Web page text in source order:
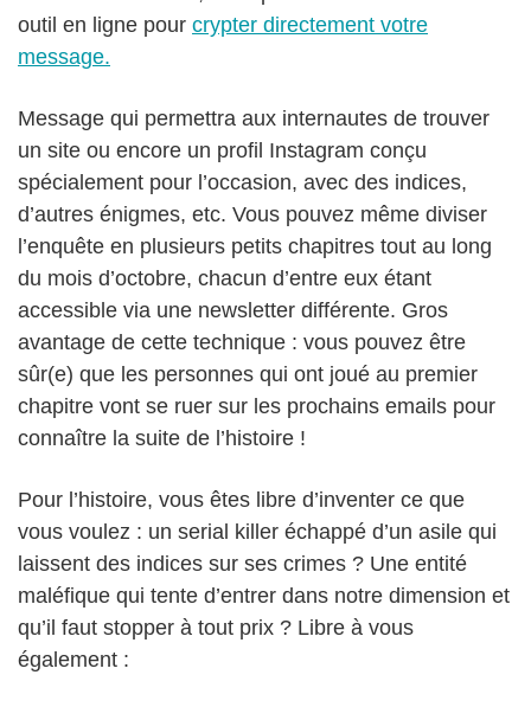
outil en ligne pour crypter directement votre
message.
Message qui permettra aux internautes de trouver
un site ou encore un profil Instagram conçu
spécialement pour l’occasion, avec des indices,
d’autres énigmes, etc. Vous pouvez même diviser
l’enquête en plusieurs petits chapitres tout au long
du mois d’octobre, chacun d’entre eux étant
accessible via une newsletter différente. Gros
avantage de cette technique : vous pouvez être
sûr(e) que les personnes qui ont joué au premier
chapitre vont se ruer sur les prochains emails pour
connaître la suite de l’histoire !
Pour l’histoire, vous êtes libre d’inventer ce que
vous voulez : un serial killer échappé d’un asile qui
laissent des indices sur ses crimes ? Une entité
maléfique qui tente d’entrer dans notre dimension et
qu’il faut stopper à tout prix ? Libre à vous
également :